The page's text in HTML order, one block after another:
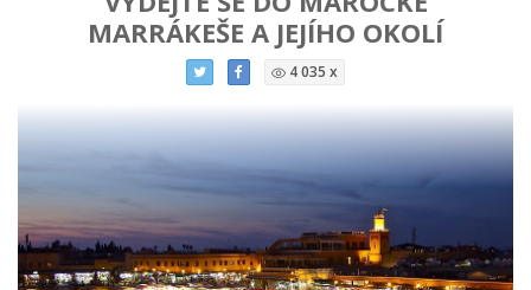
MARRÁKEŠE A JEJÍHO OKOLÍ
4 035 x